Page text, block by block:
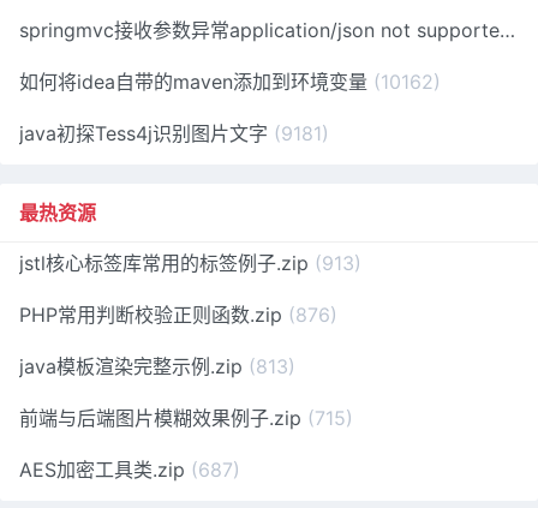
springmvc接收参数异常application/json not supported
如何将idea自带的maven添加到环境变量 (10162)
java初探Tess4j识别图片文字 (9181)
最热资源
jstl核心标签库常用的标签例子.zip (913)
PHP常用判断校验正则函数.zip (876)
java模板渲染完整示例.zip (813)
前端与后端图片模糊效果例子.zip (715)
AES加密工具类.zip (687)